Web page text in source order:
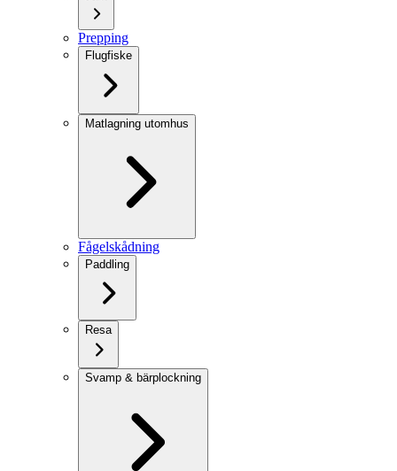
Prepping
Flugfiske
Matlagning utomhus
Fågelskådning
Paddling
Resa
Svamp & bärplockning